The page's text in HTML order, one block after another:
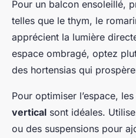
Pour un balcon ensoleillé,
telles que le thym, le
apprécient la lumière
espace ombragé, optez
des hortensias qui
Pour optimiser l’espace, les
vertical sont idéales.
ou des suspensions pour